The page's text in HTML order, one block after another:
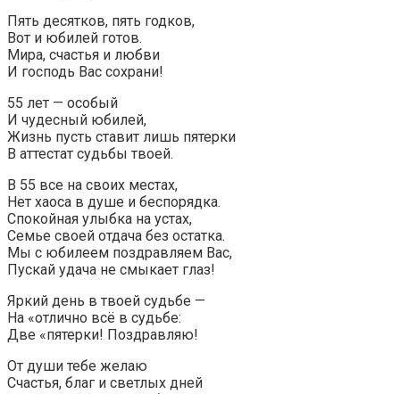
Пять десятков, пять годков,
Вот и юбилей готов.
Мира, счастья и любви
И господь Вас сохрани!
55 лет — особый
И чудесный юбилей,
Жизнь пусть ставит лишь пятерки
В аттестат судьбы твоей.
В 55 все на своих местах,
Нет хаоса в душе и беспорядка.
Спокойная улыбка на устах,
Семье своей отдача без остатка.
Мы с юбилеем поздравляем Вас,
Пускай удача не смыкает глаз!
Яркий день в твоей судьбе —
На «отлично всё в судьбе:
Две «пятерки! Поздравляю!
От души тебе желаю
Счастья, благ и светлых дней